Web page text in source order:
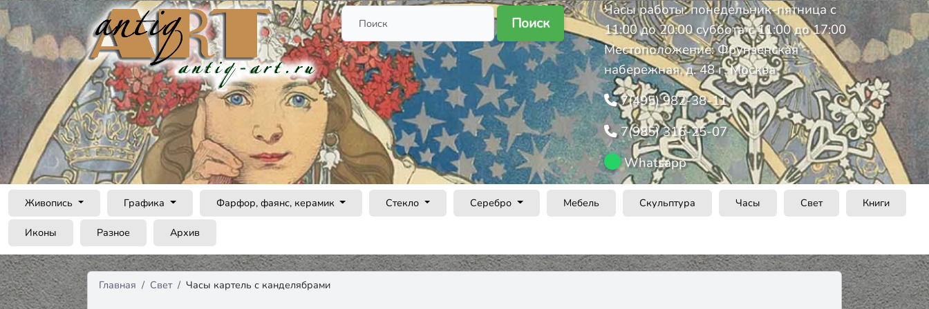
Поиск
Часы работы: понедельник-пятница с
11:00 до 20:00 суббота с 11:00 до 17:00
Местоположение: Фрунзенская
набережная, д. 48 г. Москва
7(495) 982-38-11
7(985) 316-25-07
Whatsapp
Живопись Графика Фарфор, фаянс, керамик Стекло Серебро Мебель Скульптура Часы Свет Книги
Иконы Разное Архив
Главная Свет Часы картель с канделябрами